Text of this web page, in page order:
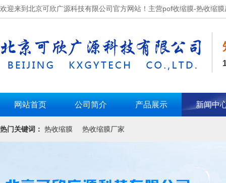
欢迎来到北京可欣广源科技有限公司官方网站！主营pof收缩膜-热收缩
网站首页 公司简介 产品展示 新闻中
热门关键词： 热收缩膜 热收缩膜厂家